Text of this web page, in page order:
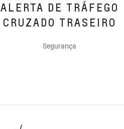
ALERTA DE TRÁFEGO
CRUZADO TRASEIRO
Segurança